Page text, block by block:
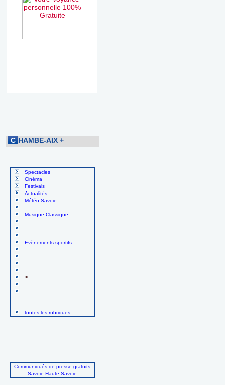
C HAMBE-AIX +
Spectacles
Cinéma
Festivals
Actualités
Météo Savoie
Musique Classique
Evènements sportifs
>
toutes les rubriques
Communiqués de presse gratuits
Savoie Haute-Savoie